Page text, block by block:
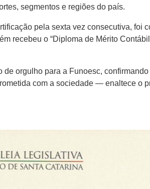
segmentos e regiões do país.
pela sexta vez consecutiva, foi
recebeu o “Diploma de Mérito
orgulho para a Funoesc,
com a sociedade — enaltece o